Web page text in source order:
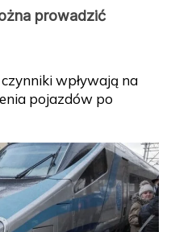
prowadzić
wpływają na
pojazdów po